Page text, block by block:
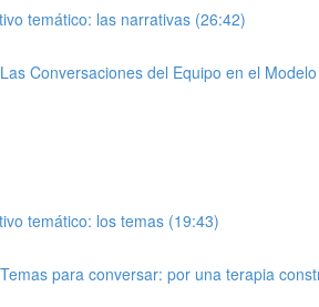
temático: las narrativas (26:42)
Conversaciones del Equipo en el
temático: los temas (19:43)
para conversar: por una terapia